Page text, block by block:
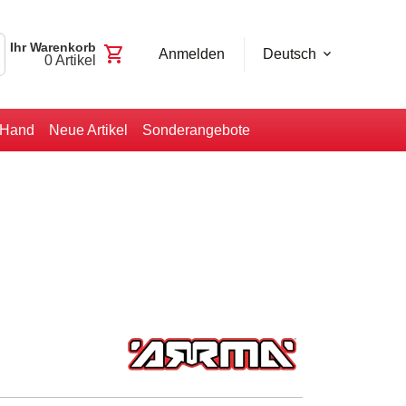
Ihr Warenkorb
0Artikel shopping_cart Anmelden Deutsch
Neue Artikel Sonderangebote